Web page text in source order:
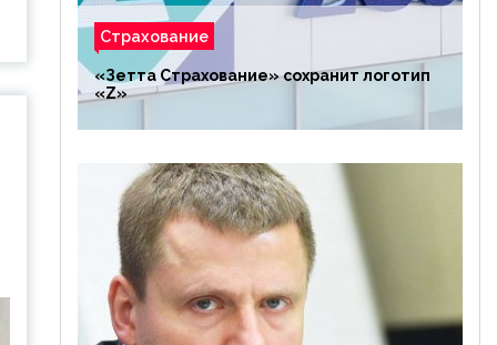
Страхование
«Зетта Страхование» сохранит логотип
«Z»